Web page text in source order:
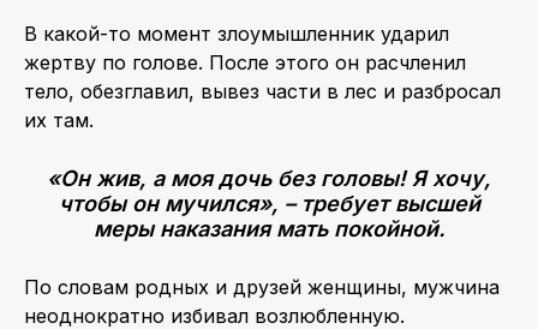
В какой-то момент злоумышленник ударил
жертву по голове. После этого он расчленил
тело, обезглавил, вывез части в лес и разбросал
их там.
«Он жив, а моя дочь без головы! Я хочу,
чтобы он мучился», – требует высшей
меры наказания мать покойной.
По словам родных и друзей женщины, мужчина
неоднократно избивал возлюбленную.